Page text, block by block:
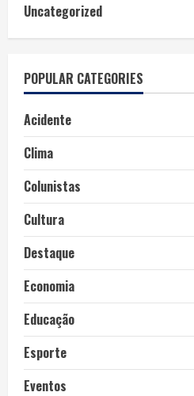
Uncategorized
POPULAR CATEGORIES
Acidente
Clima
Colunistas
Cultura
Destaque
Economia
Educação
Esporte
Eventos